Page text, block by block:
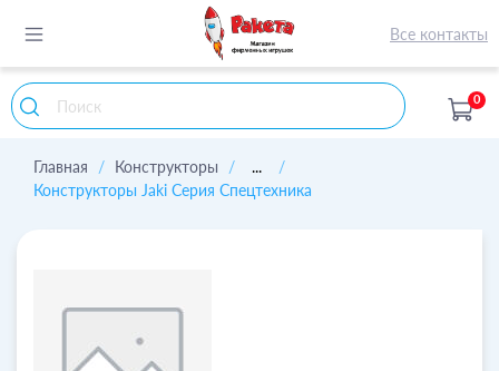
Все контакты
0
Главная Конструкторы
...
Конструкторы Jaki Серия Спецтехника